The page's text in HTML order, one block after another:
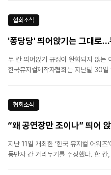
혹은 두 칸씩 띄어 앉는 지..
협회소식
'퐁당당' 띄어앉기는 그대로…
두 칸 띄어앉기 규정이 완화되지 않는
한국뮤지컬제작자협회는 지난달 30
있는 객석이 30%이고, 그나마 다 판매
협회소식
“왜 공연장만 조이나” 띄어
지난 11일 개최한 ‘한국 뮤지컬 어워
동반자 간 거리두기를 주장했다. 한